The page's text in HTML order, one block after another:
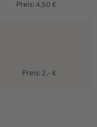
Preis:4,50 €
Preis: 2,- €